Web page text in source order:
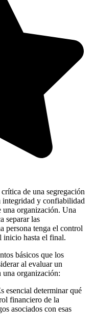
de una segregación
integridad y confiabilidad
una organización. Una
separar las
persona tenga el control
inicio hasta el final.
básicos que los
al evaluar un
una organización:
esencial determinar qué
financiero de la
asociados con esas